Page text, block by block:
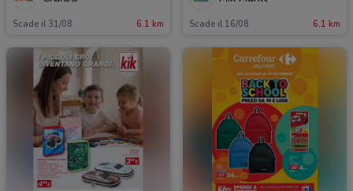
Scade il 31/08 6.1 km Scade il 16/08 6.1 km